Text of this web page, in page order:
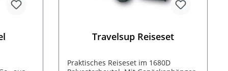
Travelsup Reiseset
Praktisches Reiseset im 1680D